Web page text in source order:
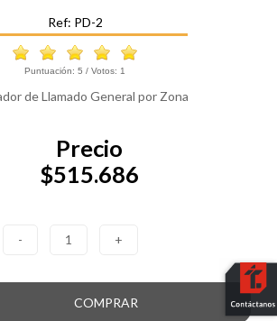
Ref: PD-2
Puntuación: 5 / Votos: 1
de Llamado General por Zona
Precio
$515.686
- 1 +
COMPRAR